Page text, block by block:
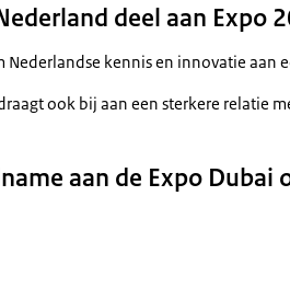
deel aan Expo
Nederlandse kennis en innovatie
ook bij aan een sterkere relatie
aan de Expo Dubai